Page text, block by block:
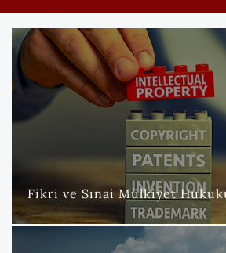
Fikri ve Sınai Mülkiyet
Fikri ve Sınai
Nova Hukuk ve Danışmanlık Bürosu Fikri
olarak, müvekkillerimize geniş kapsamlı